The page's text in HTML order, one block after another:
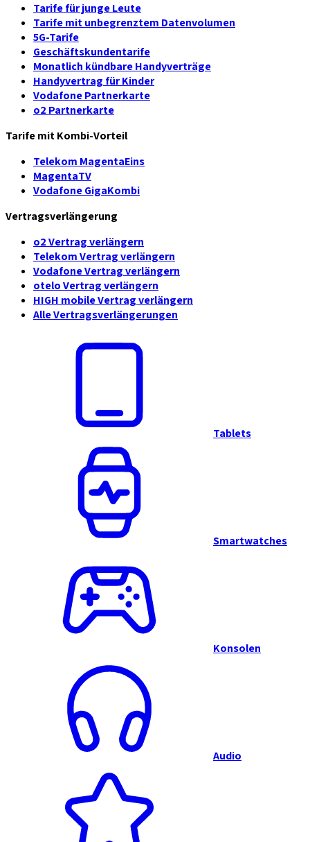
Tarife für junge Leute
Tarife mit unbegrenztem Datenvolumen
5G-Tarife
Geschäftskundentarife
Monatlich kündbare Handyverträge
Handyvertrag für Kinder
Vodafone Partnerkarte
o2 Partnerkarte
Tarife mit Kombi-Vorteil
Telekom MagentaEins
MagentaTV
Vodafone GigaKombi
Vertragsverlängerung
o2 Vertrag verlängern
Telekom Vertrag verlängern
Vodafone Vertrag verlängern
otelo Vertrag verlängern
HIGH mobile Vertrag verlängern
Alle Vertragsverlängerungen
Tablets
Smartwatches
Konsolen
Audio